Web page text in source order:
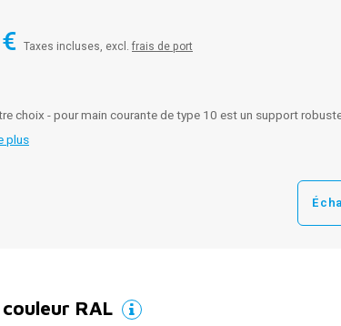
Taxes incluses, excl. frais de port
choix - pour main courante de type 10 est un support
plus
RAL